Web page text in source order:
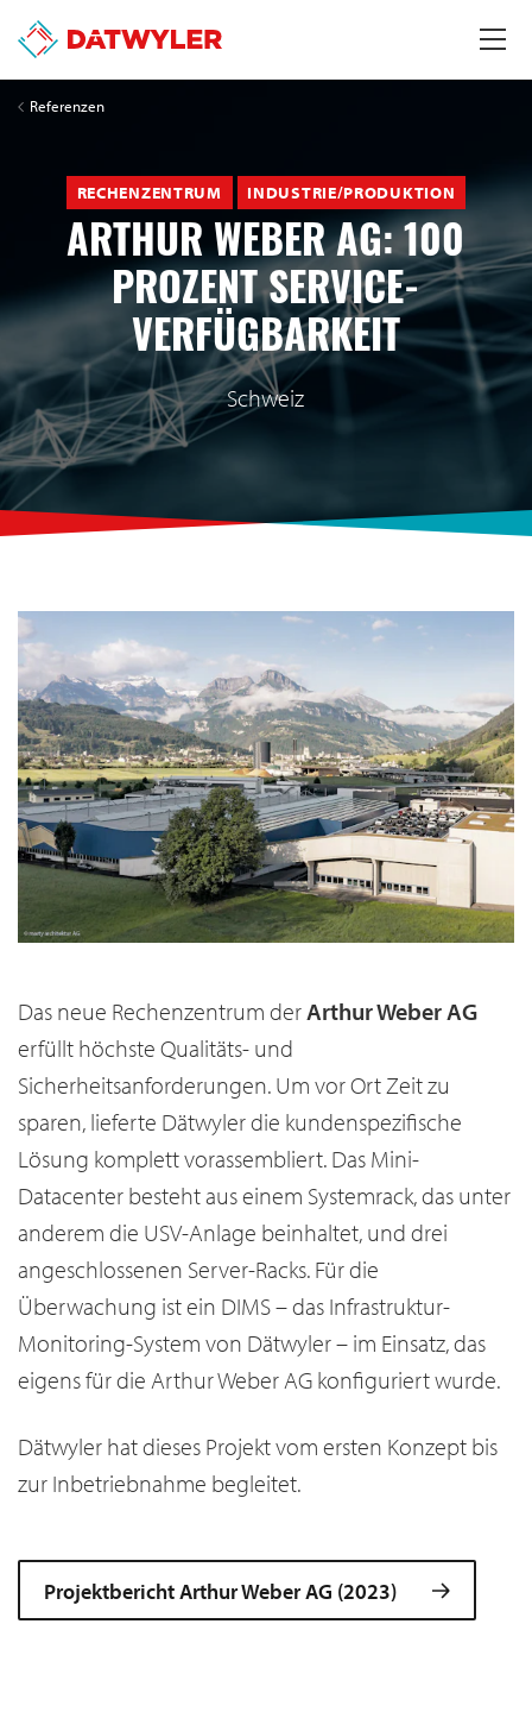
Referenzen
RECHENZENTRUM INDUSTRIE/PRODUKTION
ARTHUR WEBER AG: 100
PROZENT SERVICE-
VERFÜGBARKEIT
Schweiz
Das neue Rechenzentrum der Arthur Weber AG
erfüllt höchste Qualitäts- und
Sicherheitsanforderungen. Um vor Ort Zeit zu
sparen, lieferte Dätwyler die kundenspezifische
Lösung komplett vorassembliert. Das Mini-
Datacenter besteht aus einem Systemrack, das unter
anderem die USV-Anlage beinhaltet, und drei
angeschlossenen Server-Racks. Für die
Überwachung ist ein DIMS – das Infrastruktur-
Monitoring-System von Dätwyler – im Einsatz, das
eigens für die Arthur Weber AG konfiguriert wurde.
Dätwyler hat dieses Projekt vom ersten Konzept bis
zur Inbetriebnahme begleitet.
Projektbericht Arthur Weber AG (2023)